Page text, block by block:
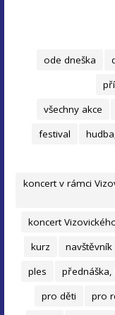
ode dneška
všechny akce
festival
koncert v rámci
koncert
kurz
navštěvník
ples
přednáška,
pro děti
pro